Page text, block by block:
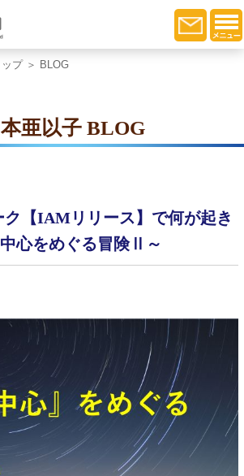
プ＞ BLOG
亜以子 BLOG
【IAMリリース】で何が起き
心をめぐる冒険Ⅱ～